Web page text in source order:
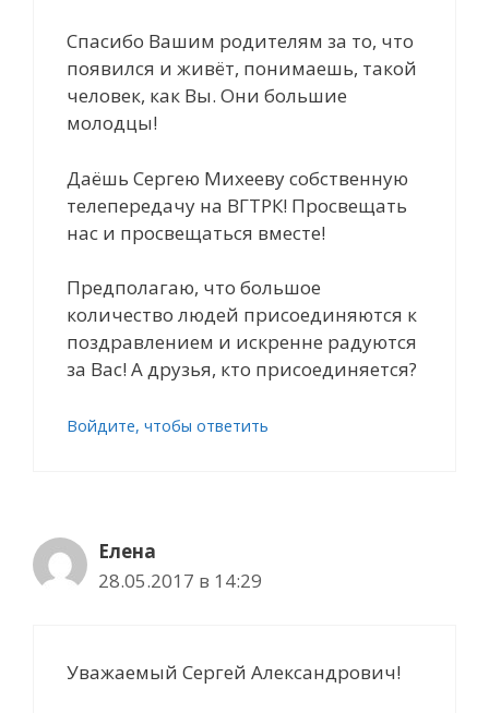
Спасибо Вашим родителям за то, что
появился и живёт, понимаешь, такой
человек, как Вы. Они большие
молодцы!
Даёшь Сергею Михееву собственную
телепередачу на ВГТРК! Просвещать
нас и просвещаться вместе!
Предполагаю, что большое
количество людей присоединяются к
поздравлением и искренне радуются
за Вас! А друзья, кто присоединяется?
Войдите, чтобы ответить
Елена
28.05.2017 в 14:29
Уважаемый Сергей Александрович!